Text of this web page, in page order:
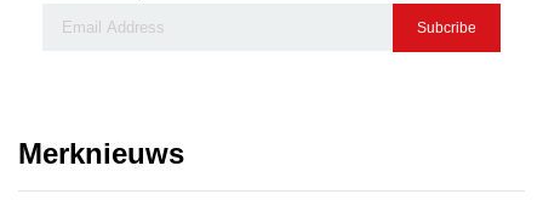
Subcribe
Merknieuws